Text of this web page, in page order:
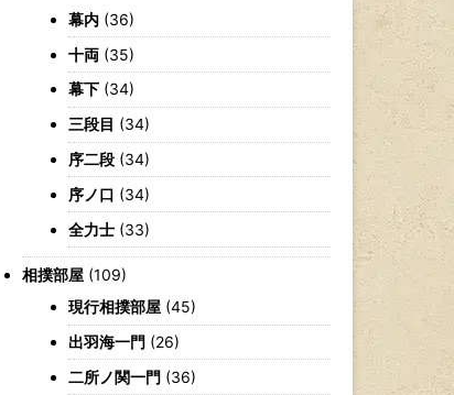
幕内 (36)
十両 (35)
幕下 (34)
三段目 (34)
序二段 (34)
序ノ口 (34)
全力士 (33)
相撲部屋 (109)
現行相撲部屋 (45)
出羽海一門 (26)
二所ノ関一門 (36)